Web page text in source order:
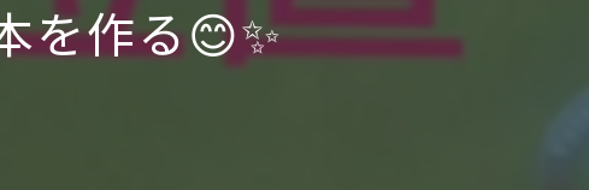
初心者
を作る😊✨️